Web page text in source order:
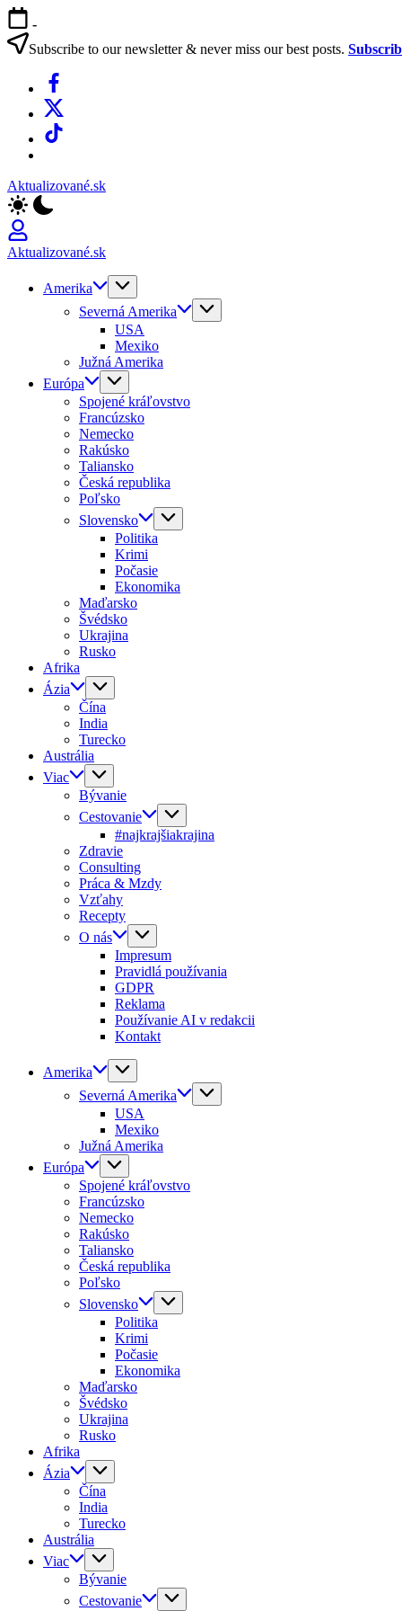
Skip
to
content
-
Subscribe to our newsletter & never miss our best posts.
Facebook
X
TikTok
Aktualizované.sk
Aktualizované.sk
Amerika
Severná Amerika
USA
Mexiko
Južná Amerika
Európa
Spojené kráľovstvo
Francúzsko
Nemecko
Rakúsko
Taliansko
Česká republika
Poľsko
Slovensko
Politika
Krimi
Počasie
Ekonomika
Maďarsko
Švédsko
Ukrajina
Rusko
Afrika
Ázia
Čína
India
Turecko
Austrália
Viac
Bývanie
Cestovanie
#najkrajšiakrajina
Zdravie
Consulting
Práca & Mzdy
Vzťahy
Recepty
O nás
Impresum
Pravidlá používania
GDPR
Reklama
Používanie AI v redakcii
Kontakt
Amerika
Severná Amerika
USA
Mexiko
Južná Amerika
Európa
Spojené kráľovstvo
Francúzsko
Nemecko
Rakúsko
Taliansko
Česká republika
Poľsko
Slovensko
Politika
Krimi
Počasie
Ekonomika
Maďarsko
Švédsko
Ukrajina
Rusko
Afrika
Ázia
Čína
India
Turecko
Austrália
Viac
Bývanie
Cestovanie